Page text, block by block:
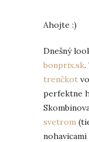
Ahojte :)
Dnešný
bonprix.sk.
trenčkot
perfektne
svetrom